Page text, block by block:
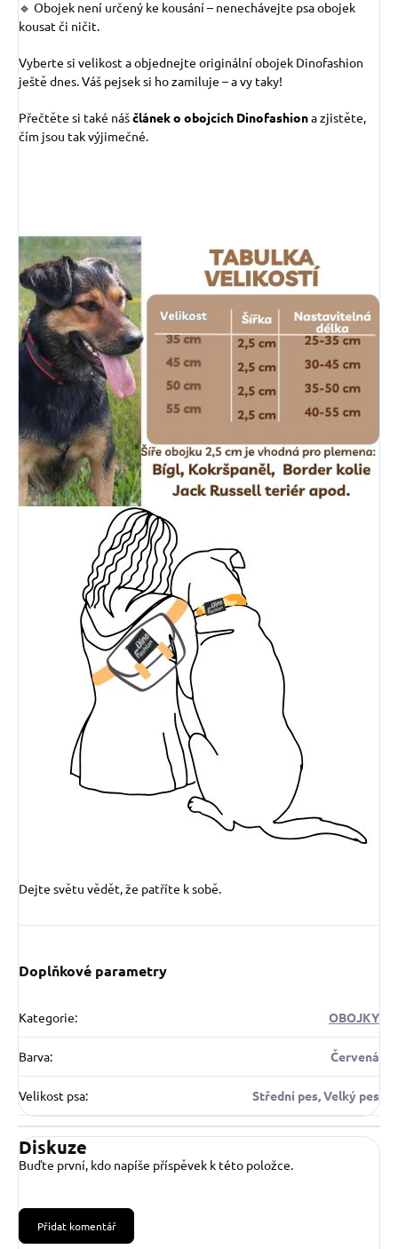
🔹 Obojek není určený ke kousání – nenechávejte psa obojek
kousat či ničit.
Vyberte si velikost a objednejte originální obojek Dinofashion
ještě dnes. Váš pejsek si ho zamiluje – a vy taky!
Přečtěte si také náščlánek o obojcích Dinofashiona zjistěte,
čím jsou tak výjimečné.
Dejte světu vědět, že patříte k sobě.
Doplňkové parametry
Kategorie: OBOJKY
Barva: Červená
Velikost psa: Střední pes, Velký pes
Diskuze
Buďte první, kdo napíše příspěvek k této položce.
Přidat komentář